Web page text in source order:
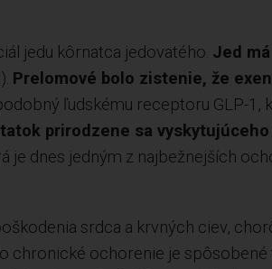
jedu kôrnatca jedovatého. Jed
Prelomové bolo zistenie, že
ľudskému receptoru GLP-1,
prirodzene sa vyskytujúceho
je dnes jedným z najbežnejších
srdca a krvných ciev,
chronické ochorenie je spôsobené